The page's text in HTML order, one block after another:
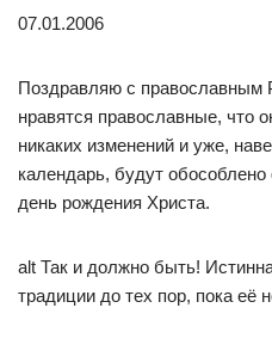
07.01.2006
Поздравляю с православным
нравятся православные, что
никаких изменений и уже,
календарь, будут обособлено
день рождения Христа.
alt Так и должно быть!
традиции до тех пор, пока её